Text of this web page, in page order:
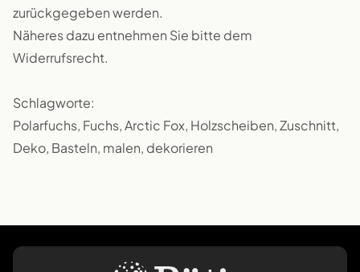
zurückgegeben werden.
Näheres dazu entnehmen Sie bitte dem
Widerrufsrecht.
Schlagworte:
Polarfuchs, Fuchs, Arctic Fox, Holzscheiben, Zuschnitt,
Deko, Basteln, malen, dekorieren